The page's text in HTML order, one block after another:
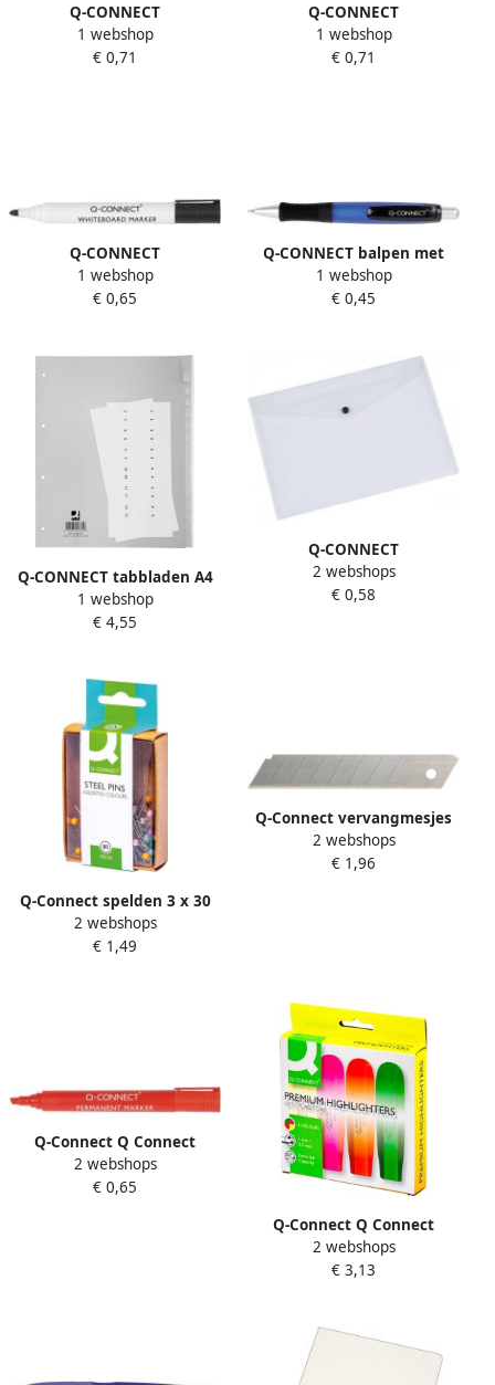
Q-CONNECT
whiteboardmarker 2-3 mm
ronde punt rood 10 stuks
1 webshop
€ 0,71
Q-CONNECT
whiteboardmarker 2-3 mm
ronde punt groen 10 stuks
1 webshop
€ 0,71
Q-CONNECT
whiteboardmarker 2-3 mm
ronde punt zwart 10 stuks
1 webshop
€ 0,65
Q-CONNECT balpen met
grip 0 7 mm medium punt
blauw 10 stuks
1 webshop
€ 0,45
Q-CONNECT tabbladen A4
PP 4-gaatsperforatie 15 tabs
grijs
1 webshop
€ 4,55
Q-CONNECT
documentenmap A4
transparante PP
2 webshops
€ 0,58
Q-Connect spelden 3 x 30
mm vernikkeld doos van 80
stuks
2 webshops
€ 1,49
Q-Connect vervangmesjes
voor cutter 18 mm 12
mesjes
2 webshops
€ 1,96
Q-Connect Q Connect
permanente marker
schuine punt rood
2 webshops
€ 0,65
Q-Connect Q Connect
Premium markeerstift
geassorteerde kleuren pak
2 webshops
€ 3,13